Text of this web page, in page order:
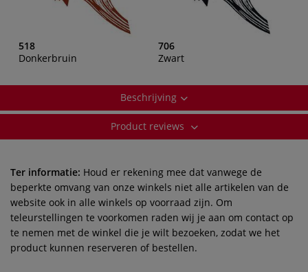
518
Donkerbruin
706
Zwart
Beschrijving
Product reviews
Ter informatie: Houd er rekening mee dat vanwege de
beperkte omvang van onze winkels niet alle artikelen van de
website ook in alle winkels op voorraad zijn. Om
teleurstellingen te voorkomen raden wij je aan om contact op
te nemen met de winkel die je wilt bezoeken, zodat we het
product kunnen reserveren of bestellen.